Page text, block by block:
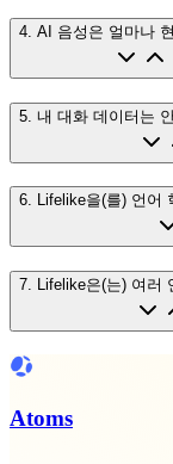
4 AI 음성은 얼마나
5 내 대화 데이터는
6. Lifelike을(를) 언어
7. Lifelike은(는) 여러
Atoms